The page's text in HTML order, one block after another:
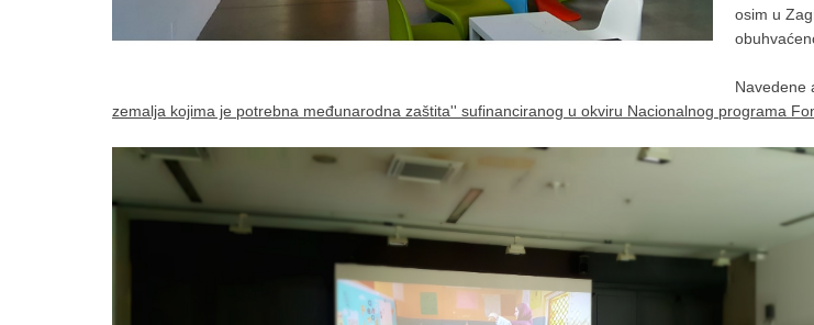
osim u
Navedene
zemalja kojima je potrebna međunarodna zaštita'' sufinanciranog u okviru Nacionalnog programa